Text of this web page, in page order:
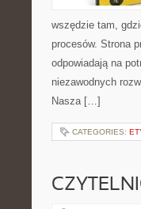
wszędzie tam,
procesów. Strona
odpowiadają na
niezawodnych
Nasza […]
CATEGORIES: